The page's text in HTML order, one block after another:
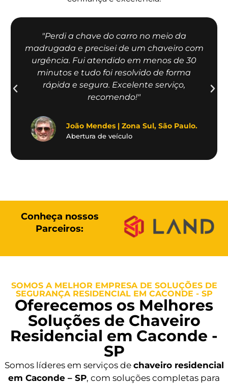
"Perdi a chave do carro no meio da
madrugada e precisei de um chaveiro com
urgência. Fui atendido em menos de 30
minutos e tudo foi resolvido de forma
rápida e segura. Excelente serviço,
recomendo!"
João Mendes | Zona Sul, São Paulo.
Abertura de veículo
Conheça nossos
Parceiros:
SOMOS A MELHOR EMPRESA DE SOLUÇÕES DE
SEGURANÇA RESIDENCIAL EM CACONDE - SP
Oferecemos os Melhores
Soluções de Chaveiro
Residencial em Caconde -
SP
Somos líderes em serviços de chaveiro residencial
em Caconde – SP, com soluções completas para